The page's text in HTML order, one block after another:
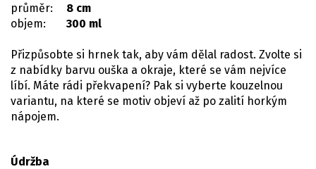
průměr:
8 cm
objem:
300 ml
Přizpůsobte si hrnek tak, aby vám dělal radost. Zvolte si
z nabídky barvu ouška a okraje, které se vám nejvíce
líbí. Máte rádi překvapení? Pak si vyberte kouzelnou
variantu, na které se motiv objeví až po zalití horkým
nápojem.
Údržba